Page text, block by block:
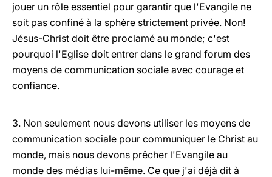
jouer un rôle essentiel pour garantir que l'Evangile ne
soit pas confiné à la sphère strictement privée. Non!
Jésus-Christ doit être proclamé au monde; c'est
pourquoi l'Eglise doit entrer dans le grand forum des
moyens de communication sociale avec courage et
confiance.
3. Non seulement nous devons utiliser les moyens de
communication sociale pour communiquer le Christ au
monde, mais nous devons prêcher l'Evangile au
monde des médias lui-même. Ce que j'ai déjà dit à